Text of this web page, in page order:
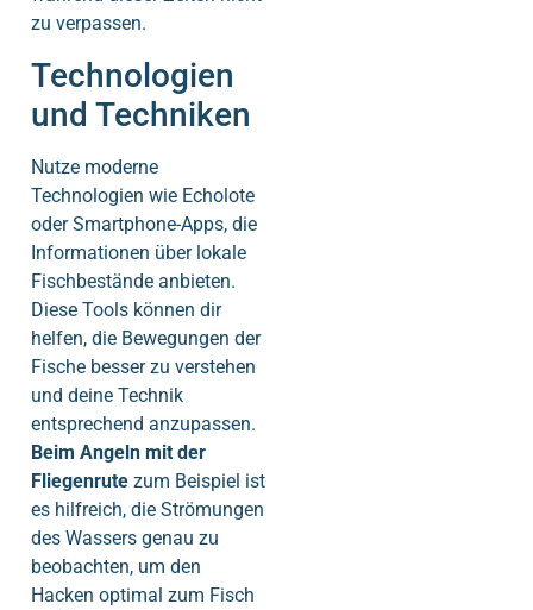
zu verpassen.
Technologien
und Techniken
Nutze moderne
Technologien wie Echolote
oder Smartphone-Apps, die
Informationen über lokale
Fischbestände anbieten.
Diese Tools können dir
helfen, die Bewegungen der
Fische besser zu verstehen
und deine Technik
entsprechend anzupassen.
Beim Angeln mit der
Fliegenrute zum Beispiel ist
es hilfreich, die Strömungen
des Wassers genau zu
beobachten, um den
Hacken optimal zum Fisch